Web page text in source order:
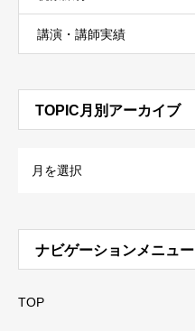
講演・講師実績
TOPIC月別アーカイブ
ナビゲーションメニュー
TOP